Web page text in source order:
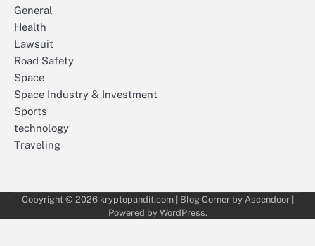
General
Health
Lawsuit
Road Safety
Space
Space Industry & Investment
Sports
technology
Traveling
Copyright © 2026 kryptopandit.com| Blog Corner by Ascendoor|
Powered by WordPress.